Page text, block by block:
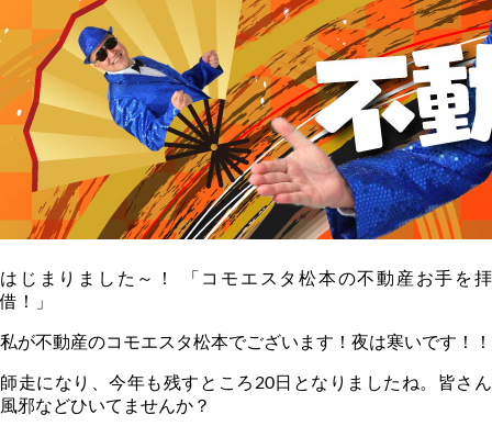
はじまりました～！ 「コモエスタ松本の不動産お手を拝
借！」
私が不動産のコモエスタ松本でございます！夜は寒いです！！
師走になり、今年も残すところ 20日となりましたね。皆さん
風邪などひいてませんか？